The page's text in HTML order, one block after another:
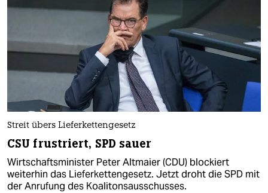
Streit übers Lieferkettengesetz
CSU frustriert, SPD sauer
Wirtschaftsminister Peter Altmaier (CDU) blockiert
weiterhin das Lieferkettengesetz. Jetzt droht die SPD mit
der Anrufung des Koalitonsausschusses.